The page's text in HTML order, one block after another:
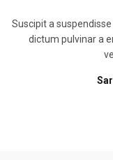
Suscipit a
dictum pulvinar a